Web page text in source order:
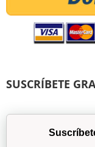
SUSCRÍBETE